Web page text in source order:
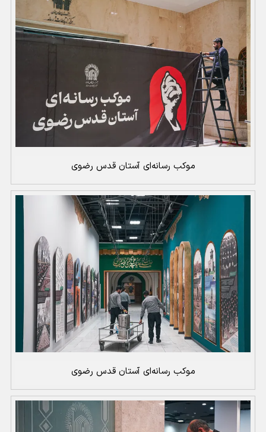
موکب رسانه‌ای آستان قدس رضوی
موکب رسانه‌ای آستان قدس رضوی